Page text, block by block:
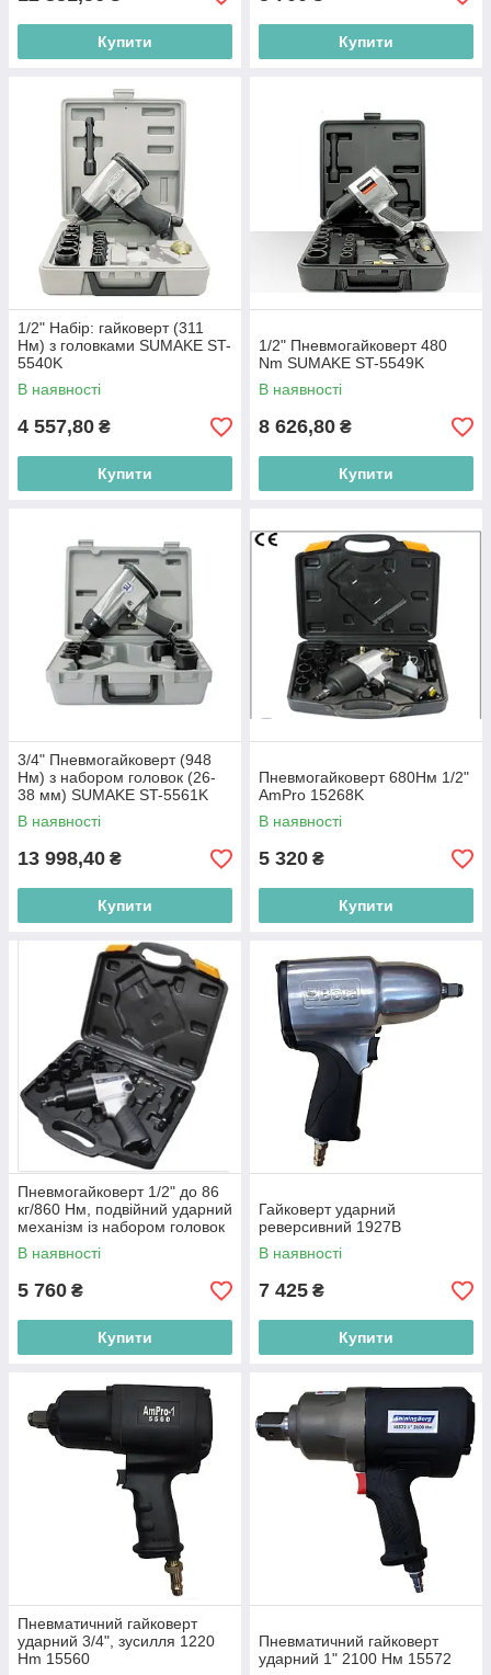
Купити Купити
1/2" Набір: гайковерт (311
Нм) з головками SUMAKE ST-
5540K
В наявності
4 557,80 ₴
Купити
1/2" Пневмогайковерт 480
Nm SUMAKE ST-5549K
В наявності
8 626,80 ₴
Купити
3/4" Пневмогайковерт (948
Нм) з набором головок (26-
38 мм) SUMAKE ST-5561K
В наявності
13 998,40 ₴
Купити
Пневмогайковерт 680Нм 1/2"
AmPro 15268K
В наявності
5 320 ₴
Купити
Пневмогайковерт 1/2" до 86
кг/860 Нм, подвійний ударний
механізм із набором головок
у кейсі AmPro 15272K
В наявності
5 760 ₴
Купити
Гайковерт ударний
реверсивний 1927B
В наявності
7 425 ₴
Купити
Пневматичний гайковерт
ударний 3/4", зусилля 1220
Hm 15560
Пневматичний гайковерт
ударний 1" 2100 Нм 15572